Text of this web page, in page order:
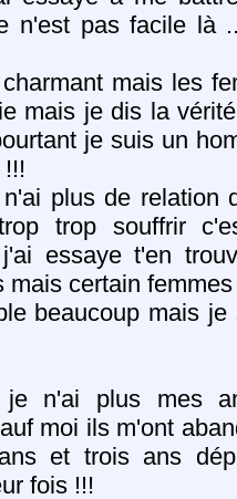
n'est pas facile là
mais les
mais je dis la
je suis un
plus de relation
trop souffrir
j'ai essaye t'en
mais certain
beaucoup mais
je n'ai plus mes
moi ils m'ont
et trois ans
fois !!!